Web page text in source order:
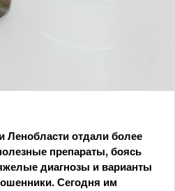
Ленобласти отдали более
препараты, боясь
диагнозы и варианты
Сегодня им